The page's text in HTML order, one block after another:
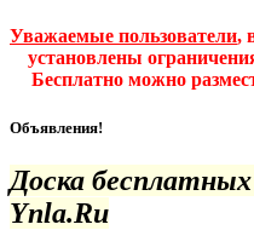
Уважаемые пользователи,
установлены
Бесплатно можно
Объявления!
Доска
Ynla.Ru